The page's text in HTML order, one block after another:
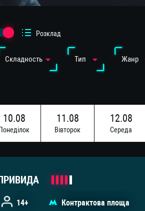
Cкладность Тип Жанр
Розклад
10.08
Понедiлок
11.08
Вiвторок
12.08
Середа
14+ Контрактова площа